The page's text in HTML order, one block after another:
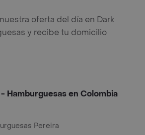
oferta del día en Dark
y recibe tu domicilio
Hamburguesas en Colombia
Pereira